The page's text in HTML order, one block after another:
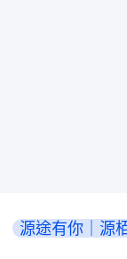
源途有你｜源